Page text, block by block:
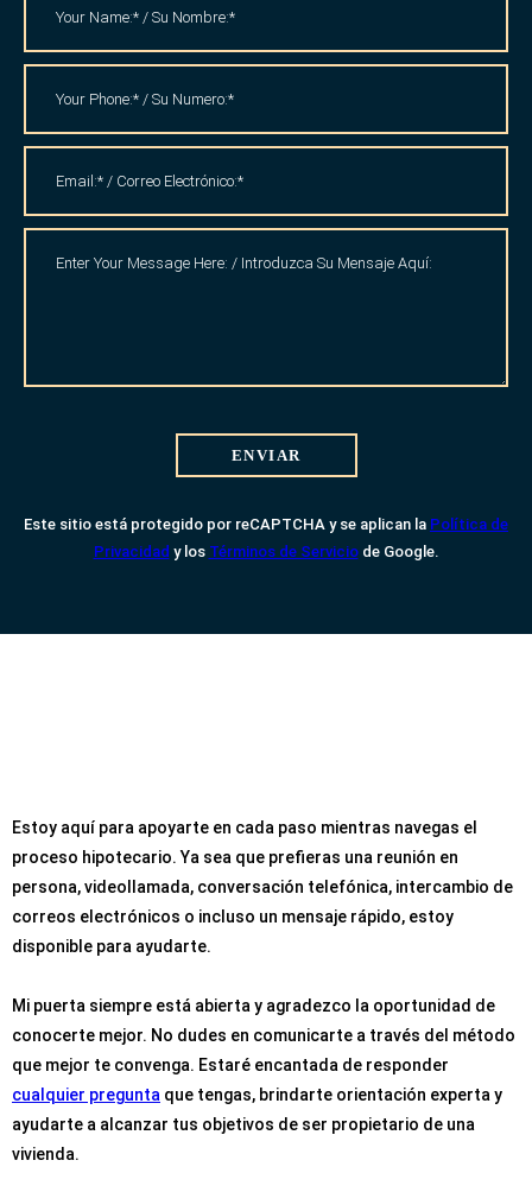
ENVIAR
Este sitio está protegido por reCAPTCHA y se aplican la Política de
Privacidad y los Términos de Serviciode Google.
Estoy aquí para apoyarte en cada paso mientras navegas el
proceso hipotecario. Ya sea que prefieras una reunión en
persona, videollamada, conversación telefónica, intercambio de
correos electrónicos o incluso un mensaje rápido, estoy
disponible para ayudarte.
Mi puerta siempre está abierta y agradezco la oportunidad de
conocerte mejor. No dudes en comunicarte a través del método
que mejor te convenga. Estaré encantada de responder
cualquier pregunta que tengas, brindarte orientación experta y
ayudarte a alcanzar tus objetivos de ser propietario de una
vivienda.